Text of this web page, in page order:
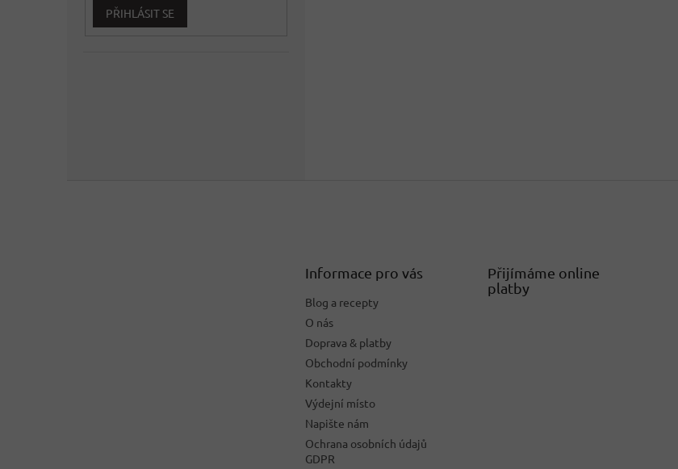
PŘIHLÁSIT SE
Informace pro vás
Blog a recepty
O nás
Doprava & platby
Obchodní podmínky
Kontakty
Výdejní místo
Napište nám
Ochrana osobních údajů
GDPR
Přijímáme online
platby